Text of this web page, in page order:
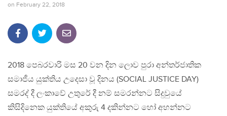
on February 22, 2018
2018 පෙබරවාරි මස 20 වන දින ලොව පුරා අන්තර්ජාතික
සමාජීය යුක්තිය උදෙසා වූ දිනය (SOCIAL JUSTICE DAY)
සමරද් දී ලංකාවේ උතුරේ දී නම් සමරන්නට සිදුවුයේ
කිසිදිනෙක යුක්තියේ අකුරු 4 දකින්නට හෝ අහන්නට